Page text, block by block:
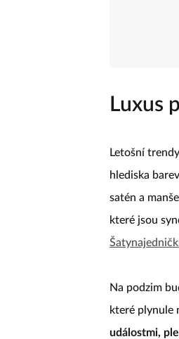
Luxus
Letošní
hlediska
satén a
které jsou
Na podzim
které plynule
událostmi,